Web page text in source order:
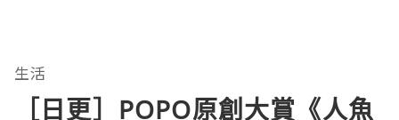
生活
［日更］POPO原創大賞《人魚